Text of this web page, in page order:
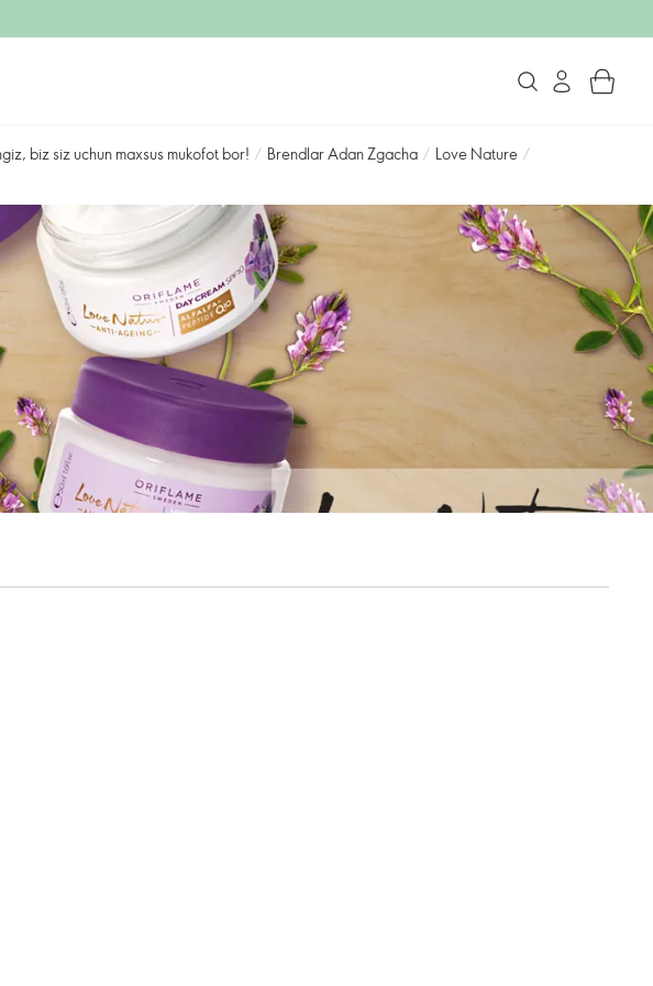
biz siz uchun maxsus mukofot bor! / Brendlar Adan Zgacha / Love Nature /